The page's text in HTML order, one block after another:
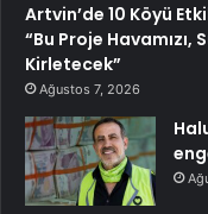
Artvin’de 10 Köyü
“Bu Proje Havamızı,
Kirletecek”
Ağustos 7, 2026